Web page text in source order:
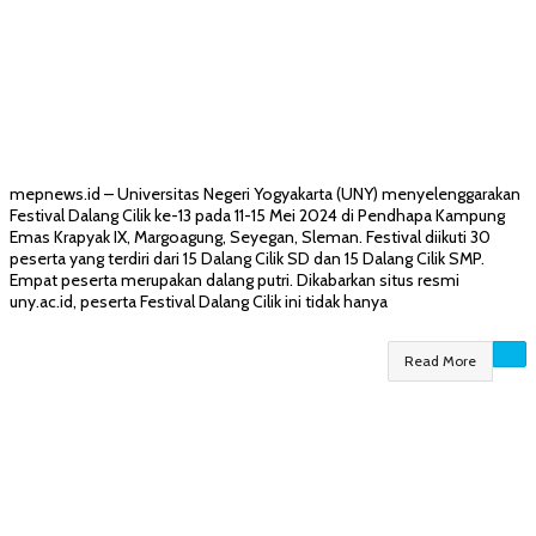
mepnews.id – Universitas Negeri Yogyakarta (UNY) menyelenggarakan
Festival Dalang Cilik ke-13 pada 11-15 Mei 2024 di Pendhapa Kampung
Emas Krapyak IX, Margoagung, Seyegan, Sleman. Festival diikuti 30
peserta yang terdiri dari 15 Dalang Cilik SD dan 15 Dalang Cilik SMP.
Empat peserta merupakan dalang putri. Dikabarkan situs resmi
uny.ac.id, peserta Festival Dalang Cilik ini tidak hanya
Read More